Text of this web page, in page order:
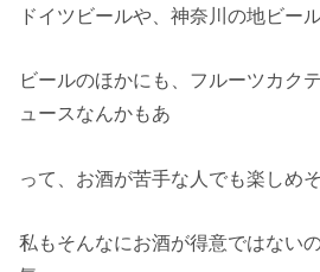
ドイツビールや、神奈川の地ビー
ビールのほかにも、フルーツカク
ュースなんかもあ
って、お酒が苦手な人でも楽しめ
私もそんなにお酒が得意ではない